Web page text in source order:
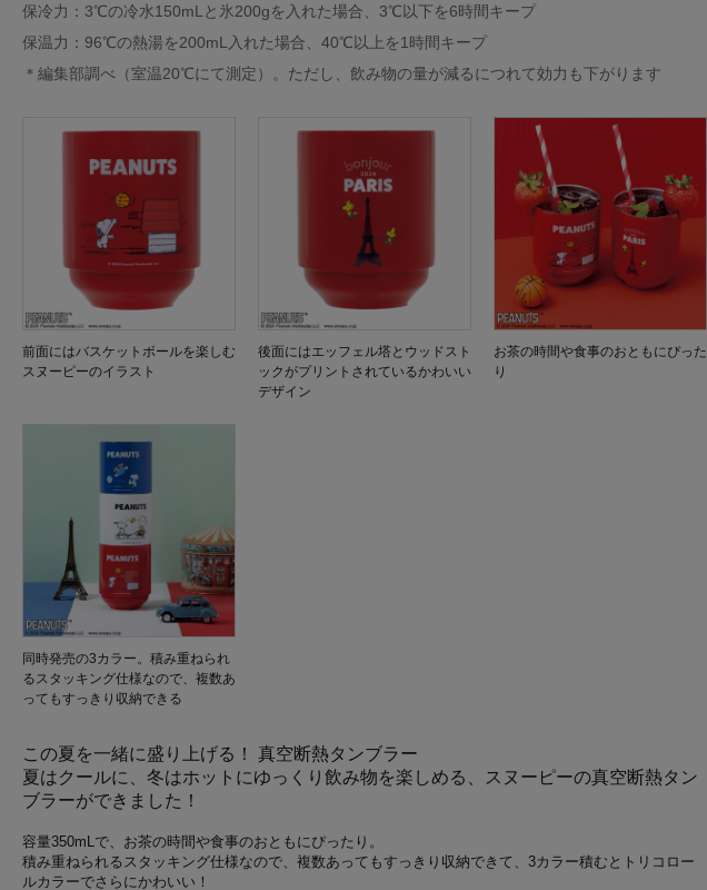
保冷力：3℃の冷水150mLと氷200gを入れた場合、3℃以下を6時間キープ
保温力：96℃の熱湯を200mL入れた場合、40℃以上を1時間キープ
＊編集部調べ（室温20℃にて測定）。ただし、飲み物の量が減るにつれて効力も下がります
前面にはバスケットボールを楽しむ
スヌーピーのイラスト
後面にはエッフェル塔とウッドスト
ックがプリントされているかわいい
デザイン
お茶の時間や食事のおともにぴった
り
同時発売の3カラー。積み重ねられ
るスタッキング仕様なので、複数あ
ってもすっきり収納できる
この夏を一緒に盛り上げる！ 真空断熱タンブラー
夏はクールに、冬はホットにゆっくり飲み物を楽しめる、スヌーピーの真空断熱タン
ブラーができました！
容量350mLで、お茶の時間や食事のおともにぴったり。
積み重ねられるスタッキング仕様なので、複数あってもすっきり収納できて、3カラー積むとトリコロー
ルカラーでさらにかわいい！